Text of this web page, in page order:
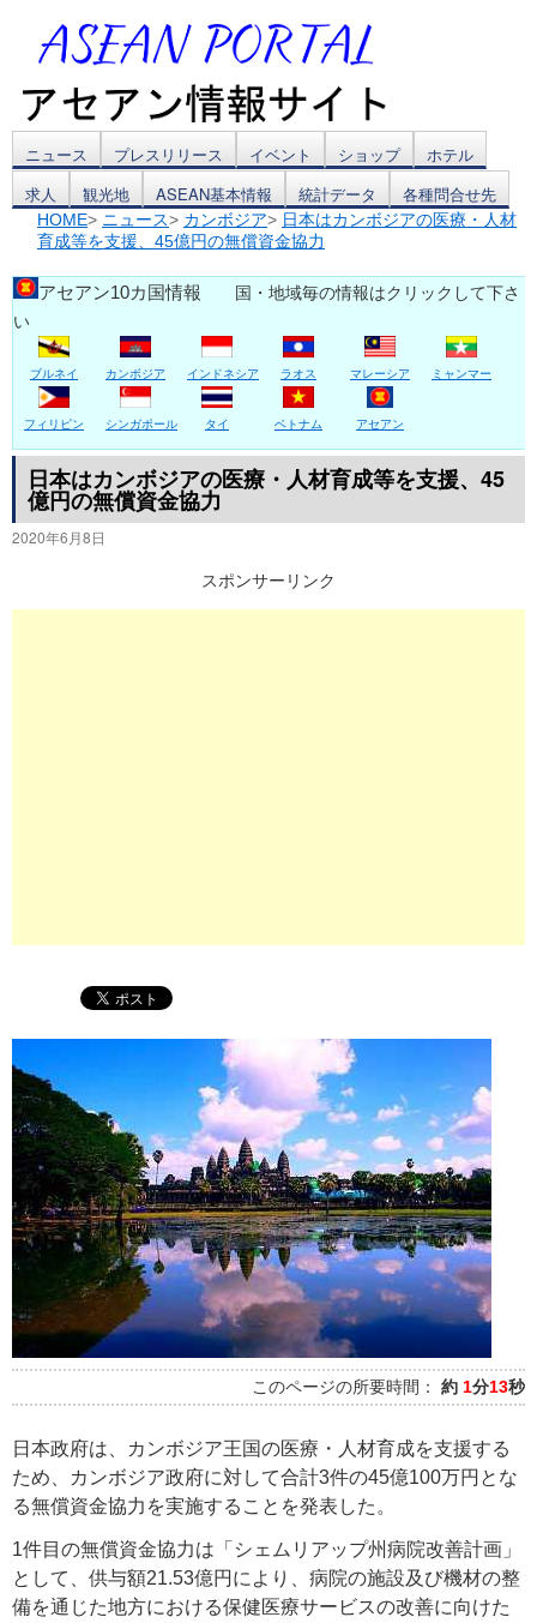
コ
ン
テ
ン
ツ
へ
ス
キ
ッ
ニュース プレスリリース イベント ショップ
ホテル
求人
観光地 ASEAN基本情報 統計データ 各種問合せ先
HOME> ニュース> カンボジア> 日本はカンボジアの医療・人材
育成等を支援、45億円の無償資金協力
アセアン10カ国情報 国・地域毎の情報はクリックして下さ
い
ブルネイ カンボジア インドネシア ラオス マレーシア ミャンマー
フィリピン シンガポール タイ ベトナム アセアン
日本はカンボジアの医療・人材育成等を支援、45
億円の無償資金協力
2020年6月8日
スポンサーリンク
このページの所要時間： 約 1分13秒
日本政府は、カンボジア王国の医療・人材育成を支援する
ため、カンボジア政府に対して合計3件の45億100万円とな
る無償資金協力を実施することを発表した。
1件目の無償資金協力は「シェムリアップ州病院改善計画」
として、供与額21.53億円により、病院の施設及び機材の整
備を通じた地方における保健医療サービスの改善に向けた